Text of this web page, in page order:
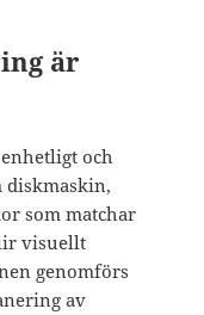
är
och
diskmaskin,
som matchar
visuellt
genomförs
av